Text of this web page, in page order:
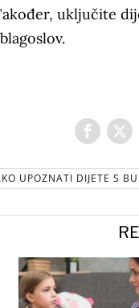
uključite
UPOZNATI DIJETE S